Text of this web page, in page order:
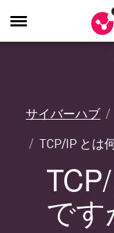
Toggle
Navigation
サイバーハブ
TCP/IP とは
です